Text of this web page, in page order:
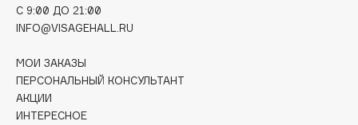
DABO
DARLING*
Darphin
Davines
Deonica
C 9:00 ДО 21:00
INFO@VISAGEHALL.RU
МОИ ЗАКАЗЫ
ПЕРСОНАЛЬНЫЙ КОНСУЛЬТАНТ
АКЦИИ
ИНТЕРЕСНОЕ